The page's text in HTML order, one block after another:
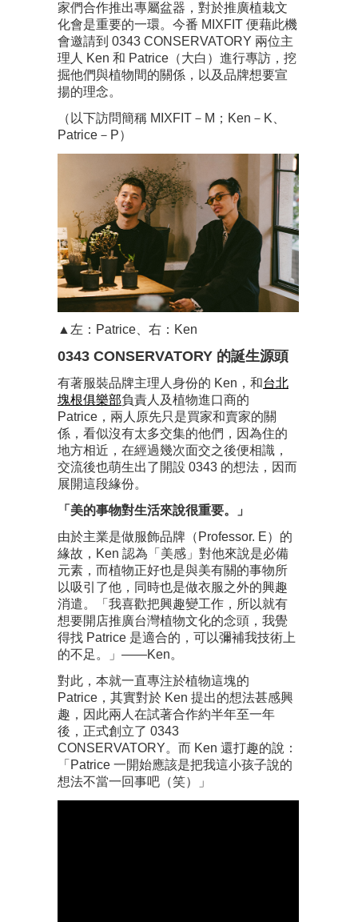
家們合作推出專屬盆器，對於推廣植栽文
化會是重要的一環。今番 MIXFIT 便藉此機
會邀請到 0343 CONSERVATORY 兩位主
理人 Ken 和 Patrice（大白）進行專訪，挖
掘他們與植物間的關係，以及品牌想要宣
揚的理念。
（以下訪問簡稱 MIXFIT－M；Ken－K、
Patrice－P）
▲左：Patrice、右：Ken
0343 CONSERVATORY 的誕生源頭
有著服裝品牌主理人身份的 Ken，和台北
塊根俱樂部負責人及植物進口商的
Patrice，兩人原先只是買家和賣家的關
係，看似沒有太多交集的他們，因為住的
地方相近，在經過幾次面交之後便相識，
交流後也萌生出了開設 0343 的想法，因而
展開這段緣份。
「美的事物對生活來說很重要。」
由於主業是做服飾品牌（Professor. E）的
緣故，Ken 認為「美感」對他來說是必備
元素，而植物正好也是與美有關的事物所
以吸引了他，同時也是做衣服之外的興趣
消遣。「我喜歡把興趣變工作，所以就有
想要開店推廣台灣植物文化的念頭，我覺
得找 Patrice 是適合的，可以彌補我技術上
的不足。」——Ken。
對此，本就一直專注於植物這塊的
Patrice，其實對於 Ken 提出的想法甚感興
趣，因此兩人在試著合作約半年至一年
後，正式創立了 0343
CONSERVATORY。而 Ken 還打趣的說：
「Patrice 一開始應該是把我這小孩子說的
想法不當一回事吧（笑）」